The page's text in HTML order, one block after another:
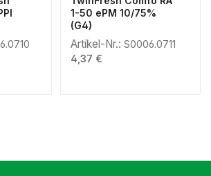
1-50 ePM 10/75%
(G4)
Artikel-Nr.: S0006.0711
Regulärer Preis:
4,37 €